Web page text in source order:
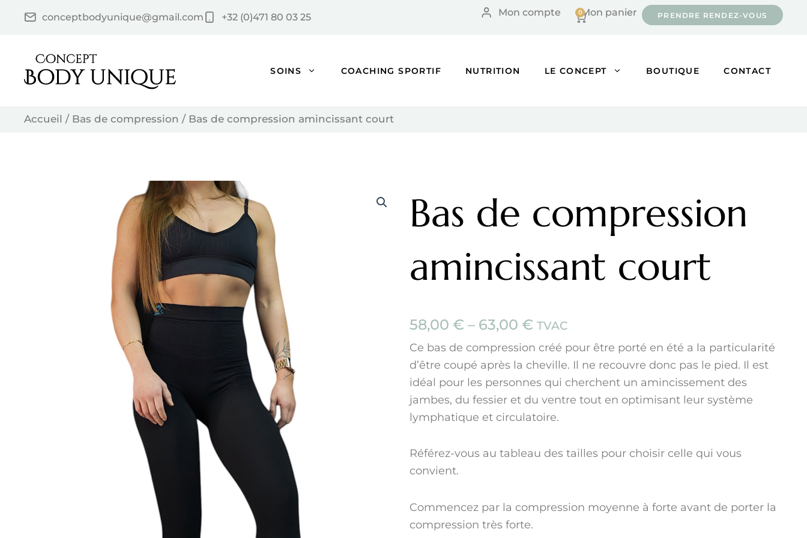
conceptbodyunique@gmail.com +32 (0)471 80 03 25 PRENDRE RENDEZ-VOUS
Mon panier
0
Cart
Mon compte
SOINS COACHING SPORTIF NUTRITION LE CONCEPT BOUTIQUE CONTACT
Accueil / Bas de compression / Bas de compression amincissant court
Bas de compression
amincissant court
58,00 € – 63,00 € TVAC
Ce bas de compression créé pour être porté en été a la particularité
d’être coupé après la cheville. Il ne recouvre donc pas le pied. Il est
idéal pour les personnes qui cherchent un amincissement des
jambes, du fessier et du ventre tout en optimisant leur système
lymphatique et circulatoire.
Référez-vous au tableau des tailles pour choisir celle qui vous
convient.
Commencez par la compression moyenne à forte avant de porter la
compression très forte.